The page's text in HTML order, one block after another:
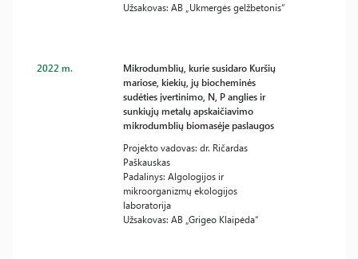
Užsakovas: AB „Ukmergės gelžbetonis“
2022 m.
Mikrodumblių, kurie susidaro Kuršių
mariose, kiekių, jų biocheminės
sudėties įvertinimo, N, P anglies ir
sunkiųjų metalų apskaičiavimo
mikrodumblių biomasėje paslaugos
Projekto vadovas: dr. Ričardas
Paškauskas
Padalinys: Algologijos ir
mikroorganizmų ekologijos
laboratorija
Užsakovas: AB „Grigeo Klaipėda“